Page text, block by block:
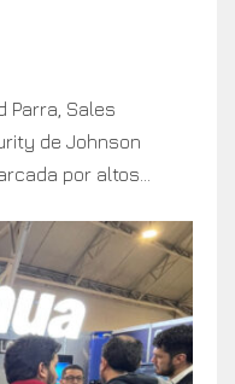
Parra, Sales
de Johnson
por altos...